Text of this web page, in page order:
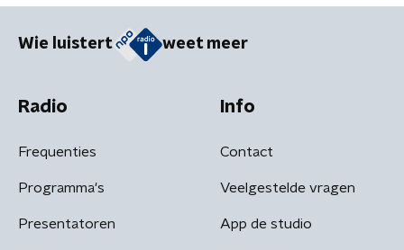
Wie luistert weet meer
Radio
Frequenties
Programma's
Presentatoren
Info
Contact
Veelgestelde vragen
App de studio